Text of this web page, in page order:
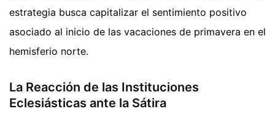
estrategia busca capitalizar el sentimiento positivo
asociado al inicio de las vacaciones de primavera en el
hemisferio norte.
La Reacción de las Instituciones
Eclesiásticas ante la Sátira